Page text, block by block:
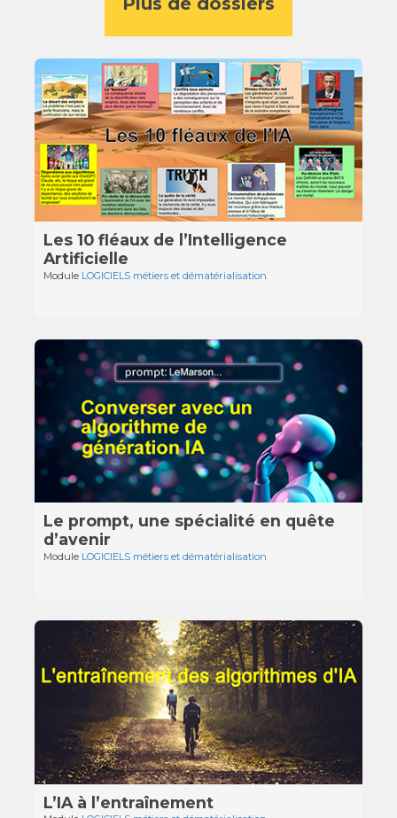
Les 10 fléaux de l’Intelligence
Artificielle
Module LOGICIELS métiers et dématérialisation
Le prompt, une spécialité en quête
d’avenir
Module LOGICIELS métiers et dématérialisation
L’IA à l’entraînement